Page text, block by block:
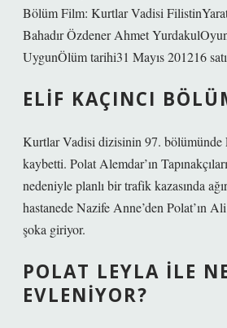
Bölüm Film: Kurtlar Vadisi
Bahadır Özdener Ahmet
UygunÖlüm tarihi31 Mayıs 201216
ELIF KAÇINCI
Kurtlar Vadisi dizisinin 97. bölümünde
kaybetti. Polat Alemdar’ın
nedeniyle planlı bir trafik kazasında
hastanede Nazife Anne’den Polat’ın
şoka giriyor.
POLAT LEYLA ILE
EVLENIYOR?